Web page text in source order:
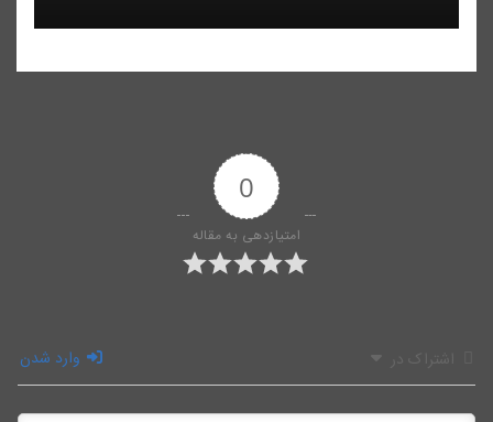
0
امتیازدهی به مقاله
اشتراک در وارد شدن